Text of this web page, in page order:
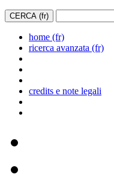
home (fr)
ricerca avanzata (fr)
credits e note legali